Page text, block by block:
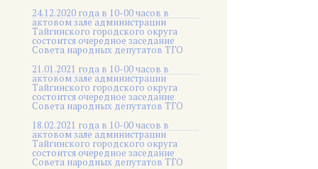
24.12.2020 года в 10-00 часов в
актовом зале администрации
Тайгинского городского округа
состоится очередное заседание
Совета народных депутатов ТГО
21.01.2021 года в 10-00 часов в
актовом зале администрации
Тайгинского городского округа
состоится очередное заседание
Совета народных депутатов ТГО
18.02.2021 года в 10-00 часов в
актовом зале администрации
Тайгинского городского округа
состоится очередное заседание
Совета народных депутатов ТГО